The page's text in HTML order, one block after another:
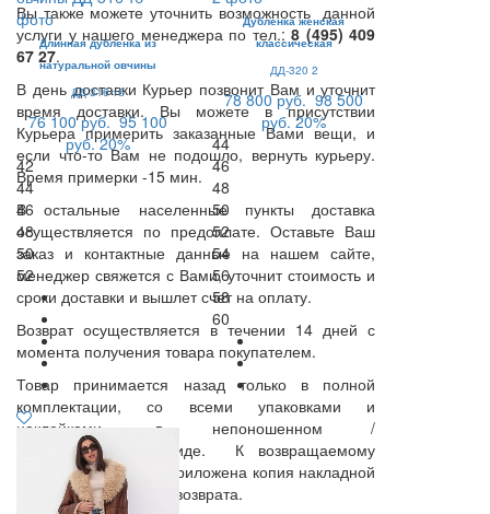
Вы также можете уточнить возможность данной
услуги у нашего менеджера по тел.:8 (495) 409
67 27.
В день доставки Курьер позвонит Вам и уточнит
время доставки. Вы можете в присутствии
Курьера примерить заказанные Вами вещи, и
если что-то Вам не подошло, вернуть курьеру.
Время примерки -15 мин.
В остальные населенные пункты доставка
осуществляется по предоплате. Оставьте Ваш
заказ и контактные данные на нашем сайте,
менеджер свяжется с Вами, уточнит стоимость и
сроки доставки и вышлет счет на оплату.
Возврат осуществляется в течении 14 дней с
момента получения товара покупателем.
Товар принимается назад только в полной
комплектации, со всеми упаковками и
наклейками, в непоношенном /
неиспользованном виде. К возвращаемому
товару должна быть приложена копия накладной
и заполненный бланк возврата.
Длинная дубленка из
натуральной овчины
ДД-316 тб
76 100 руб. 95 100
руб. 20%
42
44
46
48
50
52
Дубленка женская
классическая
ДД-320 2
78 800 руб. 98 500
руб. 20%
44
46
48
50
52
54
56
58
60